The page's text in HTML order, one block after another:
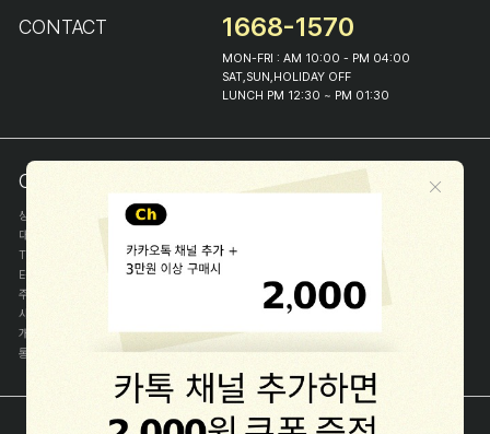
CONTACT 1668-1570
MON-FRI : AM 10:00 - PM 04:00
SAT,SUN,HOLIDAY OFF
LUNCH PM 12:30 ~ PM 01:30
COMPANY INFO
상호
(주)해피프린스
대표
TEL
1668-1570
E-MAIL
help@happyprince.co.kr
주소
사업자등록번호
개인정보관리자
이화진
통신판매신고번호
제 2018-서울종로-1384 호[사업자정보확인]